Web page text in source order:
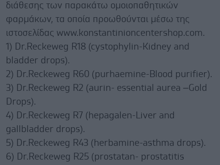
διάθεσης των παρακάτω ομοιοπαθητικών
φαρμάκων, τα οποία προωθούνται μέσω της
ιστοσελίδας www.konstantinioncentershop.com.
1) Dr.Reckeweg R18 (cystophylin-Kidney and
bladder drops).
2) Dr.Reckeweg R60 (purhaemine-Blood purifier).
3) Dr.Reckeweg R2 (aurin- essential aurea –Gold
Drops).
4) Dr.Reckeweg R7 (hepagalen-Liver and
gallbladder drops).
5) Dr.Reckeweg R43 (herbamine-asthma drops).
6) Dr.Reckeweg R25 (prostatan- prostatitis